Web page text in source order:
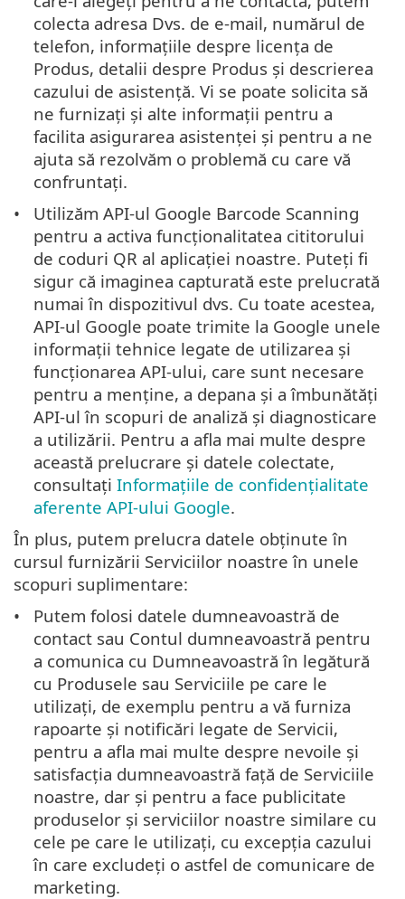
colecta adresa Dvs. de e-mail, numărul de
telefon, informațiile despre licența de
Produs, detalii despre Produs și descrierea
cazului de asistență. Vi se poate solicita să
ne furnizați și alte informații pentru a
facilita asigurarea asistenței și pentru a ne
ajuta să rezolvăm o problemă cu care vă
confruntați.
Utilizăm API-ul Google Barcode Scanning
pentru a activa funcționalitatea cititorului
de coduri QR al aplicației noastre. Puteți fi
sigur că imaginea capturată este prelucrată
numai în dispozitivul dvs. Cu toate acestea,
API-ul Google poate trimite la Google unele
informații tehnice legate de utilizarea și
funcționarea API-ului, care sunt necesare
pentru a menține, a depana și a îmbunătăți
API-ul în scopuri de analiză și diagnosticare
a utilizării. Pentru a afla mai multe despre
această prelucrare și datele colectate,
consultațiInformațiile de confidențialitate
aferente API-ului Google.
În plus, putem prelucra datele obținute în
cursul furnizării Serviciilor noastre în unele
scopuri suplimentare:
Putem folosi datele dumneavoastră de
contact sau Contul dumneavoastră pentru
a comunica cu Dumneavoastră în legătură
cu Produsele sau Serviciile pe care le
utilizați, de exemplu pentru a vă furniza
rapoarte și notificări legate de Servicii,
pentru a afla mai multe despre nevoile și
satisfacția dumneavoastră față de Serviciile
noastre, dar și pentru a face publicitate
produselor și serviciilor noastre similare cu
cele pe care le utilizați, cu excepția cazului
în care excludeți o astfel de comunicare de
marketing.